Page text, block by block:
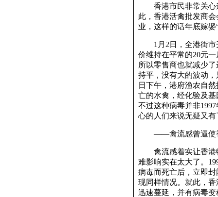
香港市民非常关心
此，香港活禽批发商
业，这样的话年底嫁
1月2日，全港街市
价维持在平常的20元
所以零售商也就减少
持平，没有大的波动
日下午，港府渔农自
亡的水禽，经化验及
不过这种病毒并非
心的人们来说无疑又有
——禽流感曾逼使香
禽流感着实让香港特
难影响实在太大了。
病毒而死亡后，立即
现同样情况。就此，
迅速蔓延，并有病毒